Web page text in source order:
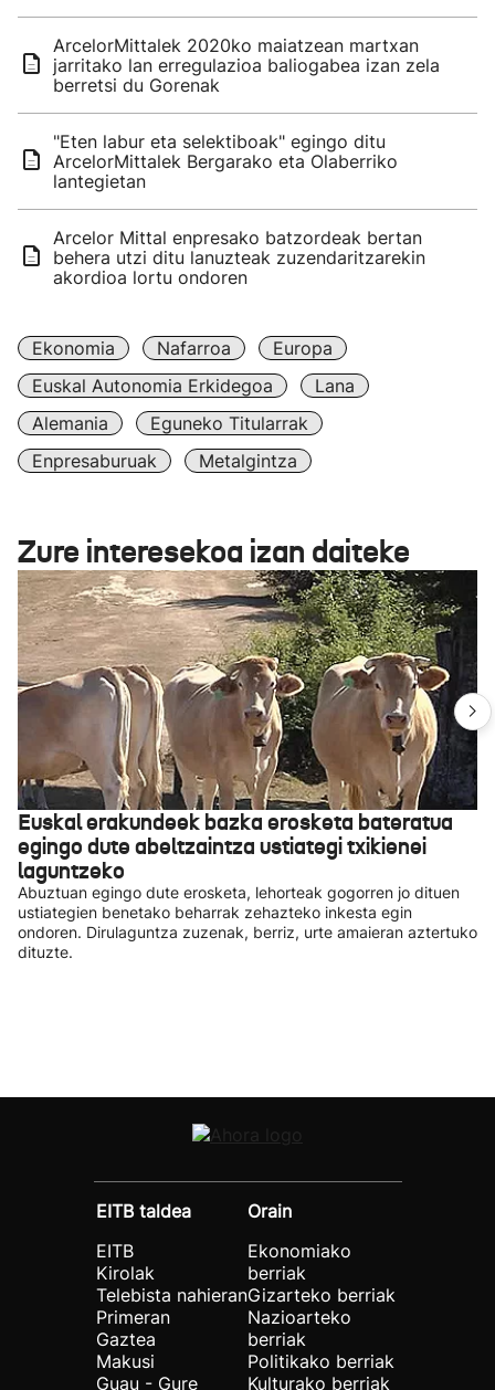
ArcelorMittalek 2020ko maiatzean martxan
jarritako lan erregulazioa baliogabea izan zela
berretsi du Gorenak
"Eten labur eta selektiboak" egingo ditu
ArcelorMittalek Bergarako eta Olaberriko
lantegietan
Arcelor Mittal enpresako batzordeak bertan
behera utzi ditu lanuzteak zuzendaritzarekin
akordioa lortu ondoren
Ekonomia Nafarroa
Europa
Euskal Autonomia Erkidegoa
Lana
Alemania
Eguneko Titularrak
Enpresaburuak
Metalgintza
Zure interesekoa izan daiteke
Euskal erakundeek bazka erosketa bateratua
egingo dute abeltzaintza ustiategi txikienei
laguntzeko
Abuztuan egingo dute erosketa, lehorteak gogorren jo dituen
ustiategien benetako beharrak zehazteko inkesta egin
ondoren. Dirulaguntza zuzenak, berriz, urte amaieran aztertuko
dituzte.
EITB taldea
EITB
Kirolak
Telebista nahieran
Primeran
Gaztea
Makusi
Guau - Gure
Orain
Ekonomiako
berriak
Gizarteko berriak
Nazioarteko
berriak
Politikako berriak
Kulturako berriak